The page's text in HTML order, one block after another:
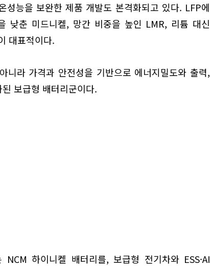
성능을 보완한 제품 개발도 본격화되고 있다. LFP에
낮춘 미드니켈, 망간 비중을 높인 LMR, 리튬 대신
대표적이다.
니라 가격과 안전성을 기반으로 에너지밀도와 출력,
보급형 배터리군이다.
NCM 하이니켈 배터리를, 보급형 전기차와 ESS·AI